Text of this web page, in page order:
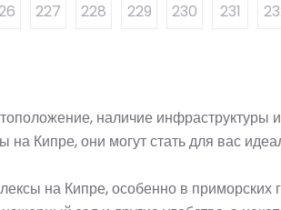
227 228 229 230 231
наличие инфраструктуры
на Кипре, они могут стать для вас
на Кипре, особенно в приморских